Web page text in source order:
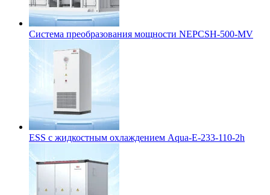
Система преобразования мощности NEPCSH-500-MV
ESS с жидкостным охлаждением Aqua-E-233-110-2h